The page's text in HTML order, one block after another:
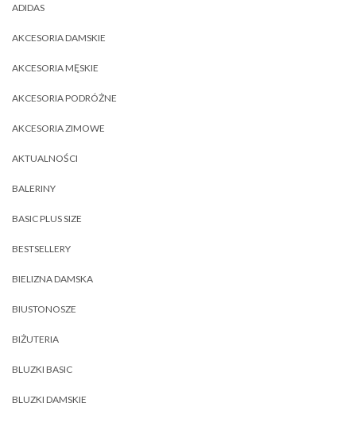
ADIDAS
AKCESORIA DAMSKIE
AKCESORIA MĘSKIE
AKCESORIA PODRÓŻNE
AKCESORIA ZIMOWE
AKTUALNOŚCI
BALERINY
BASIC PLUS SIZE
BESTSELLERY
BIELIZNA DAMSKA
BIUSTONOSZE
BIŻUTERIA
BLUZKI BASIC
BLUZKI DAMSKIE